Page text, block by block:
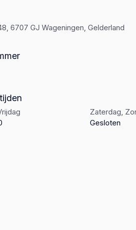
6707 GJ Wageningen, Gelderland
Zaterdag,
Gesloten